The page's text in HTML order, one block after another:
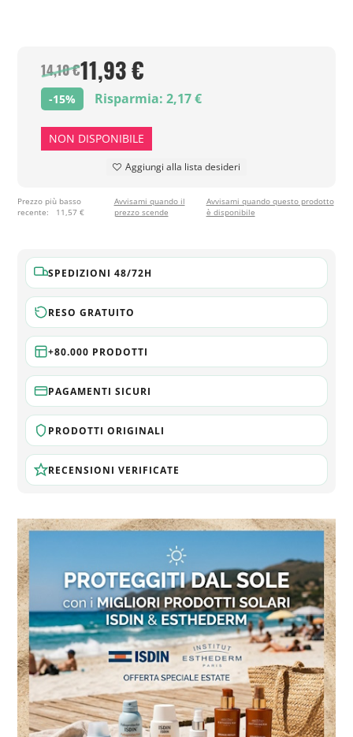
14,10 €11,93 €
-15% Risparmia: 2,17 €
NON DISPONIBILE
Aggiungi alla lista desideri
Prezzo più basso
recente:
11,57 €
Avvisami quando il
prezzo scende
Avvisami quando questo prodotto
è disponibile
SPEDIZIONI 48/72H
RESO GRATUITO
+80.000 PRODOTTI
PAGAMENTI SICURI
PRODOTTI ORIGINALI
RECENSIONI VERIFICATE